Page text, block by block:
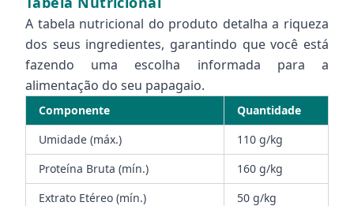
A tabela nutricional do produto detalha a riqueza
dos seus ingredientes, garantindo que você está
fazendo uma escolha informada para a
alimentação do seu papagaio.
Componente
Quantidade
Umidade (máx.)
110 g/kg
Proteína Bruta (mín.)
160 g/kg
Extrato Etéreo (mín.)
50 g/kg